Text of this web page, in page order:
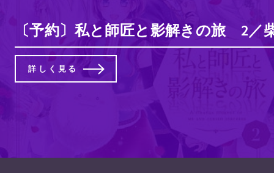
〔予約〕私と師匠と影解きの旅 2／
詳しく見る